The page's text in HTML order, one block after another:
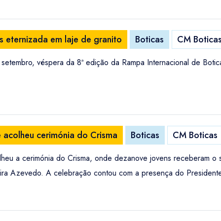
eternizada em laje de granito Boticas CM
véspera da 8ª edição da Rampa Internacional de
cerimónia do Crisma Boticas CM Boticas
a cerimónia do Crisma, onde dezanove jovens receberam
Azevedo. A celebração contou com a presença do